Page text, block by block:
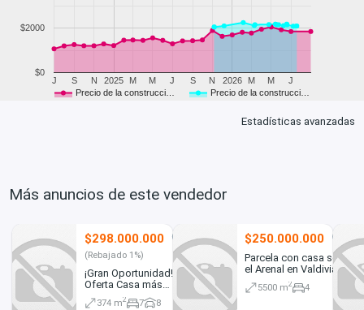
Precio de la construcci… Precio de la construcci…
2025 2026
J S N M M J S N M M J
$0
$2000
Estadísticas avanzadas
Más anuncios de este vendedor
$298.000.000 5
(Rebajado 1%)
¡Gran Oportunidad!
Oferta Casa más
cabañas en Parcela a
15min. del centro de
374 m2 7 8
$250.000.000
0
Parcela con casa sector
el Arenal en Valdivia
5500 m2 4